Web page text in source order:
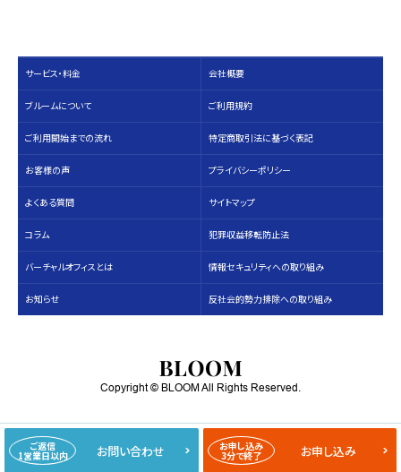
サービス・料⾦
ブルームについて
ご利用開始までの流れ
お客様の声
よくある質問
コラム
バーチャルオフィスとは
お知らせ
会社概要
ご利用規約
特定商取引法に基づく表記
プライバシーポリシー
サイトマップ
犯罪収益移転防止法
情報セキュリティへの取り組み
反社会的勢力排除への取り組み
Copyright © BLOOM All Rights Reserved.
ご返信
1営業日以内 お問い合わせ お申し込み
3分で終了 お申し込み